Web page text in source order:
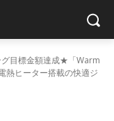
目標金額達成★「Warm
熱ヒーター搭載の快適ジ